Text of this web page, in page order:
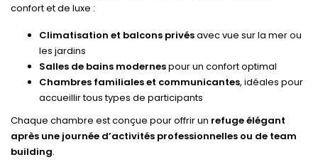
confort et de luxe :
Climatisation et balcons privésavec vue sur la mer ou
les jardins
Salles de bains modernespour un confort optimal
Chambres familiales et communicantes, idéales pour
accueillir tous types de participants
Chaque chambre est conçue pour offrir un refuge élégant
après une journée d’activités professionnelles ou de team
building.